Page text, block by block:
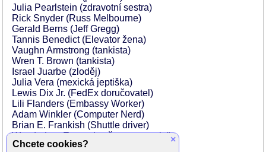
Julia Pearlstein (zdravotní sestra)
Rick Snyder (Russ Melbourne)
Gerald Berns (Jeff Gregg)
Tannis Benedict (Elevator žena)
Vaughn Armstrong (tankista)
Wren T. Brown (tankista)
Israel Juarbe (zloděj)
Julia Vera (mexická jeptiška)
Lewis Dix Jr. (FedEx doručovatel)
Lili Flanders (Embassy Worker)
Adam Winkler (Computer Nerd)
Brian E. Frankish (Shuttle driver)
Wanda-Lee Evans (seržant na stanici)
David Winkler (počítačový technik)
×
Chcete cookies?